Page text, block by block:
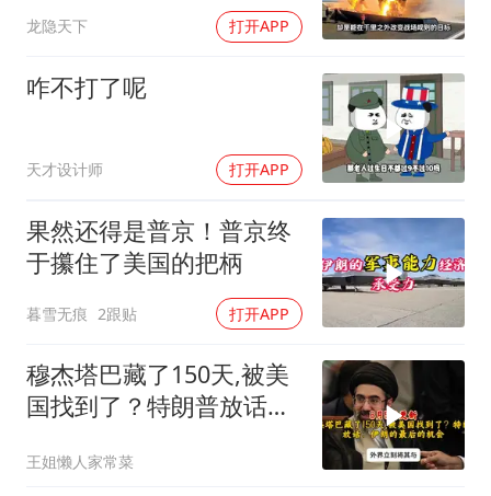
龙隐天下 打开APP
咋不打了呢
天才设计师 打开APP
果然还得是普京！普京终
于攥住了美国的把柄
暮雪无痕 2跟贴 打开APP
穆杰塔巴藏了150天,被美
国找到了？特朗普放话：
王姐懒人家常菜